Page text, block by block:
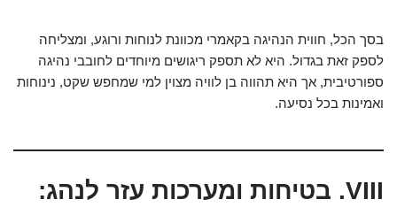
בסך הכל, חווית הנהיגה בקאמרי מכוונת לנוחות ורוגע, ומצליחה
לספק זאת בגדול. היא לא תספק ריגושים מיוחדים לחובבי נהיגה
ספורטיבית, אך היא תהווה בן לוויה מצוין למי שמחפש שקט, נינוחות
ואמינות בכל נסיעה.
VIII. בטיחות ומערכות עזר לנהג: